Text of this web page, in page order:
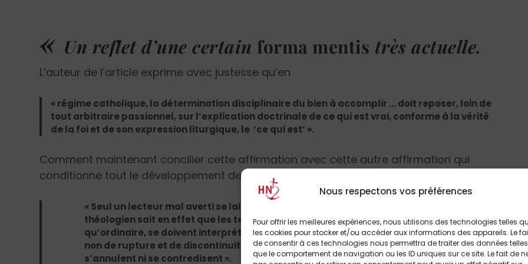
Nous respectons vos préférences
Pour offrir les meilleures expériences, nous utilisons des technologies telles
les cookies pour stocker et/ou accéder aux informations des appareils. Le
de consentir à ces technologies nous permettra de traiter des données telles
que le comportement de navigation ou les ID uniques sur ce site. Le fait de
« Un reflet d’une certain forma mentis très actuelle.
L’auteur de l’article exprime avec justesse qu’en
« régime catholique, la détermination disciplinaire du bien à accomplir … doit reposer, loin de
tout arbitraire passionnel, sur l’explication doctrinale de ce qui est vrai, conforme à la vérité
de la foi et de son expression liturgique, le ‘ce qui est’ ».
Comment maintenant concilier cette affirmation avec cette autre affirmation qui
conditionne tout le développement de l’article précité:
«Seul un lecteur mal averti se laissera prendre au piège de la contradiction. Le
théologien sait en effet que les textes du magistère doctrinal, tant extraordinaire
qu’ordinaire, se doivent interpréter selon une herméneutique de continuité dynamique,
non de rupture et de discontinuité, en vertu de laquelle, malgré leurs différences, ils ne
s’annulent ni se contredisent ».